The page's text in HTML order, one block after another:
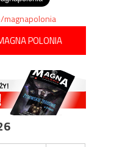
POLONIA